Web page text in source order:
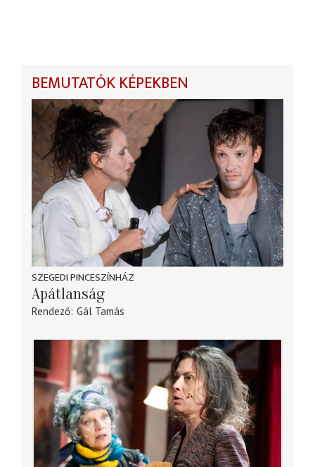
BEMUTATÓK KÉPEKBEN
SZEGEDI PINCESZÍNHÁZ
Apátlanság
Rendező Gál Tamás